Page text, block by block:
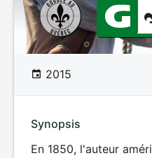
2015
Synopsis
En 1850, l'auteur